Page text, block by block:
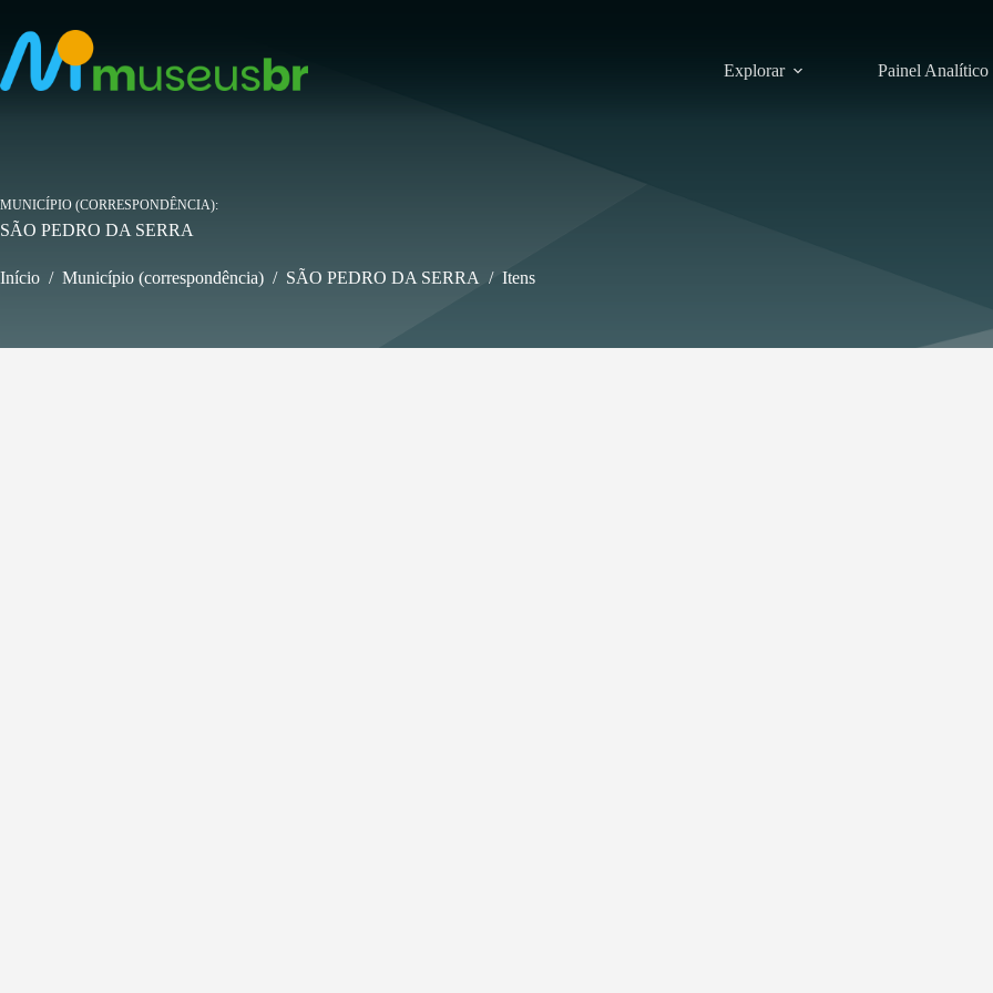
para
conteúdo
Explorar Painel Analítico
MUNICÍPIO (CORRESPONDÊNCIA)
SÃO PEDRO DA SERRA
Início / Município (correspondência) / SÃO PEDRO DA SERRA / Itens